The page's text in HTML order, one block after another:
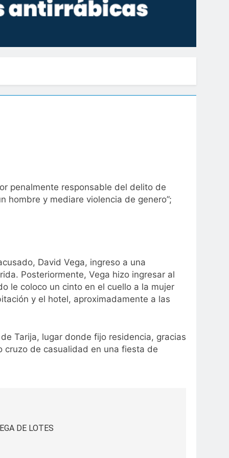
penalmente responsable del delito de
hombre y mediare violencia de genero”;
David Vega, ingreso a una
Posteriormente, Vega hizo ingresar al
le coloco un cinto en el cuello a la mujer
y el hotel, aproximadamente a las
Tarija, lugar donde fijo residencia, gracias
cruzo de casualidad en una fiesta de
DE LOTES